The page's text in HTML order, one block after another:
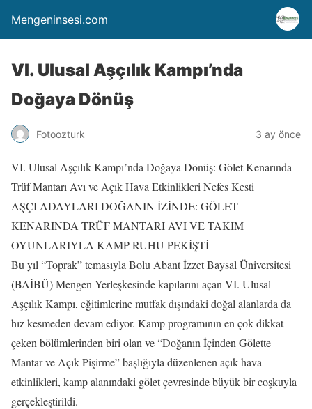
Mengeninsesi.com
VI. Ulusal Aşçılık Kampı’nda
Doğaya Dönüş
Fotoozturk 3 ay önce
VI. Ulusal Aşçılık Kampı’nda Doğaya Dönüş: Gölet Kenarında
Trüf Mantarı Avı ve Açık Hava Etkinlikleri Nefes Kesti
AŞÇI ADAYLARI DOĞANIN İZİNDE: GÖLET
KENARINDA TRÜF MANTARI AVI VE TAKIM
OYUNLARIYLA KAMP RUHU PEKİŞTİ
Bu yıl “Toprak” temasıyla Bolu Abant İzzet Baysal Üniversitesi
(BAİBÜ) Mengen Yerleşkesinde kapılarını açan VI. Ulusal
Aşçılık Kampı, eğitimlerine mutfak dışındaki doğal alanlarda da
hız kesmeden devam ediyor. Kamp programının en çok dikkat
çeken bölümlerinden biri olan ve “Doğanın İçinden Gölette
Mantar ve Açık Pişirme” başlığıyla düzenlenen açık hava
etkinlikleri, kamp alanındaki gölet çevresinde büyük bir coşkuyla
gerçekleştirildi.